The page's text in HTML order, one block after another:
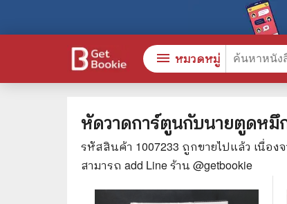
หัดวาดการ์ตูนกับนายตูดหมึ
รหัสสินค้า 1007233 ถูกขายไปแล้ว เนื่อ
สามารถ add Line ร้าน @getbookie
menu หมวดหมู่
หนังสือทั้งหมด
สินค้าใช้เฉพาะแต้มเท่านั้น